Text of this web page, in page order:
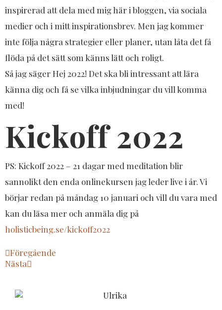
inspirerad att dela med mig här i bloggen, via sociala
medier och i mitt inspirationsbrev. Men jag kommer
inte följa några strategier eller planer, utan låta det få
flöda på det sätt som känns lätt och roligt.
Så jag säger Hej 2022! Det ska bli intressant att lära
känna dig och få se vilka inbjudningar du vill komma
med!
Kickoff 2022
PS: Kickoff 2022 – 21 dagar med meditation blir
sannolikt den enda onlinekursen jag leder live i år. Vi
börjar redan på måndag 10 januari och vill du vara med
kan du läsa mer och anmäla dig på
holisticbeing.se/kickoff2022
Föregående
Nästa